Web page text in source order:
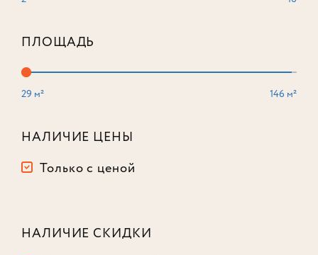
ПЛОЩАДЬ
29 м² 146 м²
НАЛИЧИЕ ЦЕНЫ
Только с ценой
НАЛИЧИЕ СКИДКИ
Корпус
Этаж